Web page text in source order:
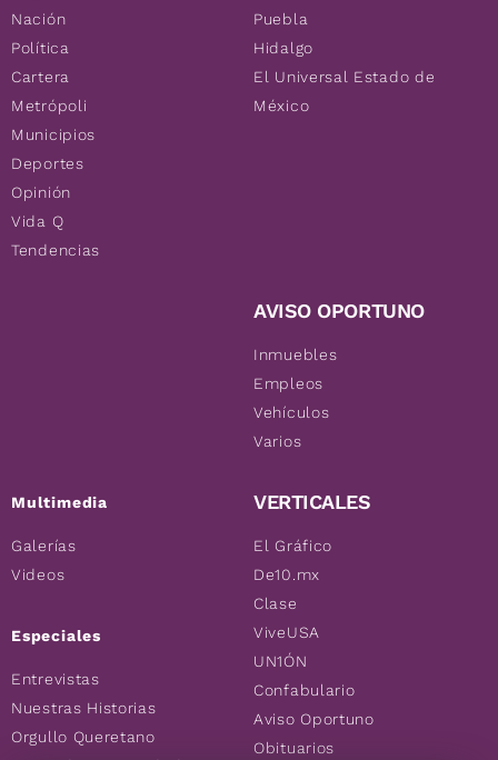
Nación
Política
Cartera
Metrópoli
Municipios
Deportes
Opinión
Vida Q
Tendencias
Multimedia
Galerías
Videos
Especiales
Entrevistas
Nuestras Historias
Orgullo Queretano
Puebla
Hidalgo
El Universal Estado de
México
AVISO OPORTUNO
Inmuebles
Empleos
Vehículos
Varios
VERTICALES
El Gráfico
De10.mx
Clase
ViveUSA
UN1ÓN
Confabulario
Aviso Oportuno
Obituarios